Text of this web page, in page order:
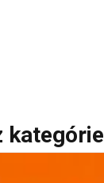
kategórie